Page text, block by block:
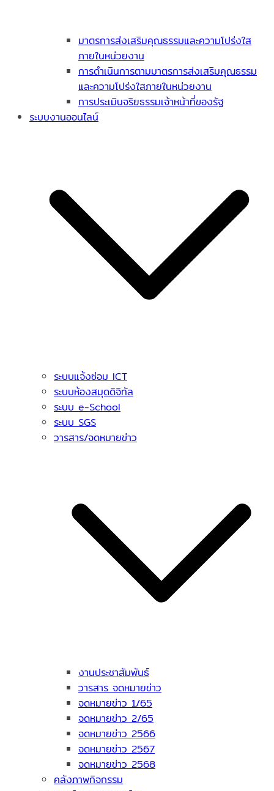
มาตรการส่งเสริมคุณธรรมและความโปร่งใส
ภายในหน่วยงาน
การดำเนินการตามมาตรการส่งเสริมคุณธรรม
และความโปร่งใสภายในหน่วยงาน
การประเมินจริยธรรมเจ้าหน้าที่ของรัฐ
ระบบงานออนไลน์
ระบบแจ้งซ่อม ICT
ระบบห้องสมุดดิจิทัล
ระบบ e-School
ระบบ SGS
วารสาร/จดหมายข่าว
งานประชาสัมพันธ์
วารสาร จดหมายข่าว
จดหมายข่าว 1/65
จดหมายข่าว 2/65
จดหมายข่าว 2566
จดหมายข่าว 2567
จดหมายข่าว 2568
คลังภาพกิจกรรม